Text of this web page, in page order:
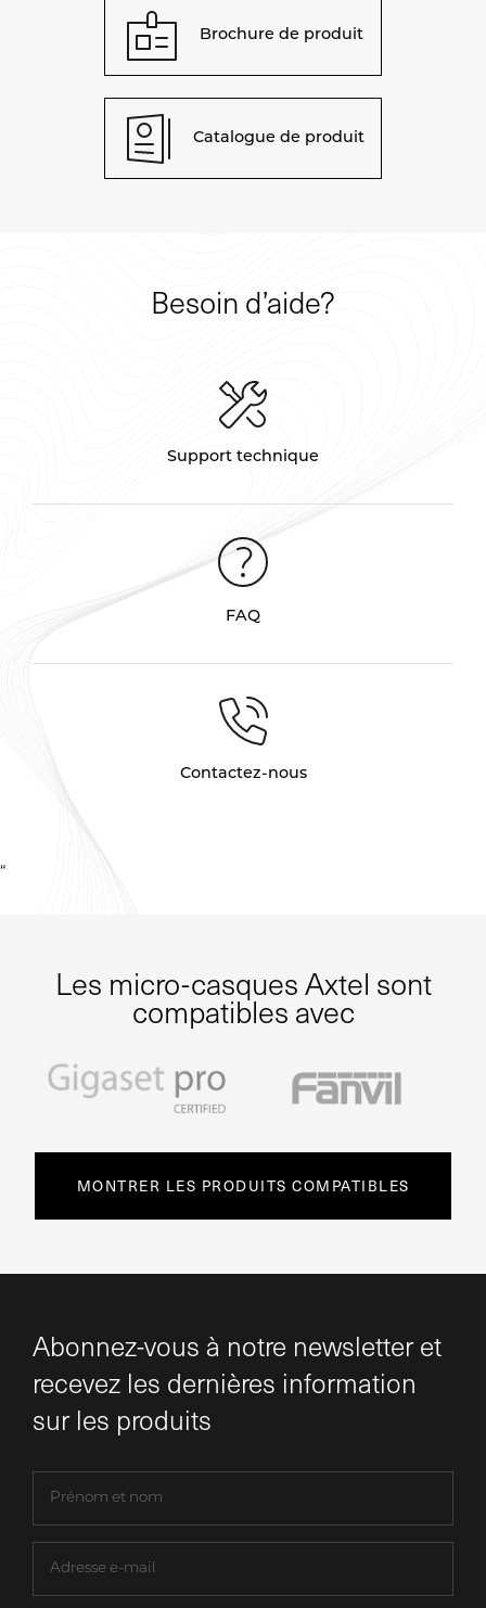
Brochure de produit
Catalogue de produit
Besoin d’aide?
Support technique
FAQ
Contactez-nous
“
Les micro-casques Axtel sont
compatibles avec
MONTRER LES PRODUITS COMPATIBLES
Abonnez-vous à notre newsletter et
recevez les dernières information
sur les produits